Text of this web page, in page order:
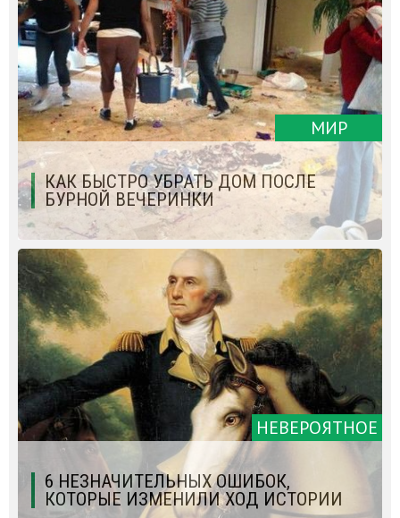
МИР
КАК БЫСТРО УБРАТЬ ДОМ ПОСЛЕ
БУРНОЙ ВЕЧЕРИНКИ
НЕВЕРОЯТНОЕ
6 НЕЗНАЧИТЕЛЬНЫХ ОШИБОК,
КОТОРЫЕ ИЗМЕНИЛИ ХОД ИСТОРИИ